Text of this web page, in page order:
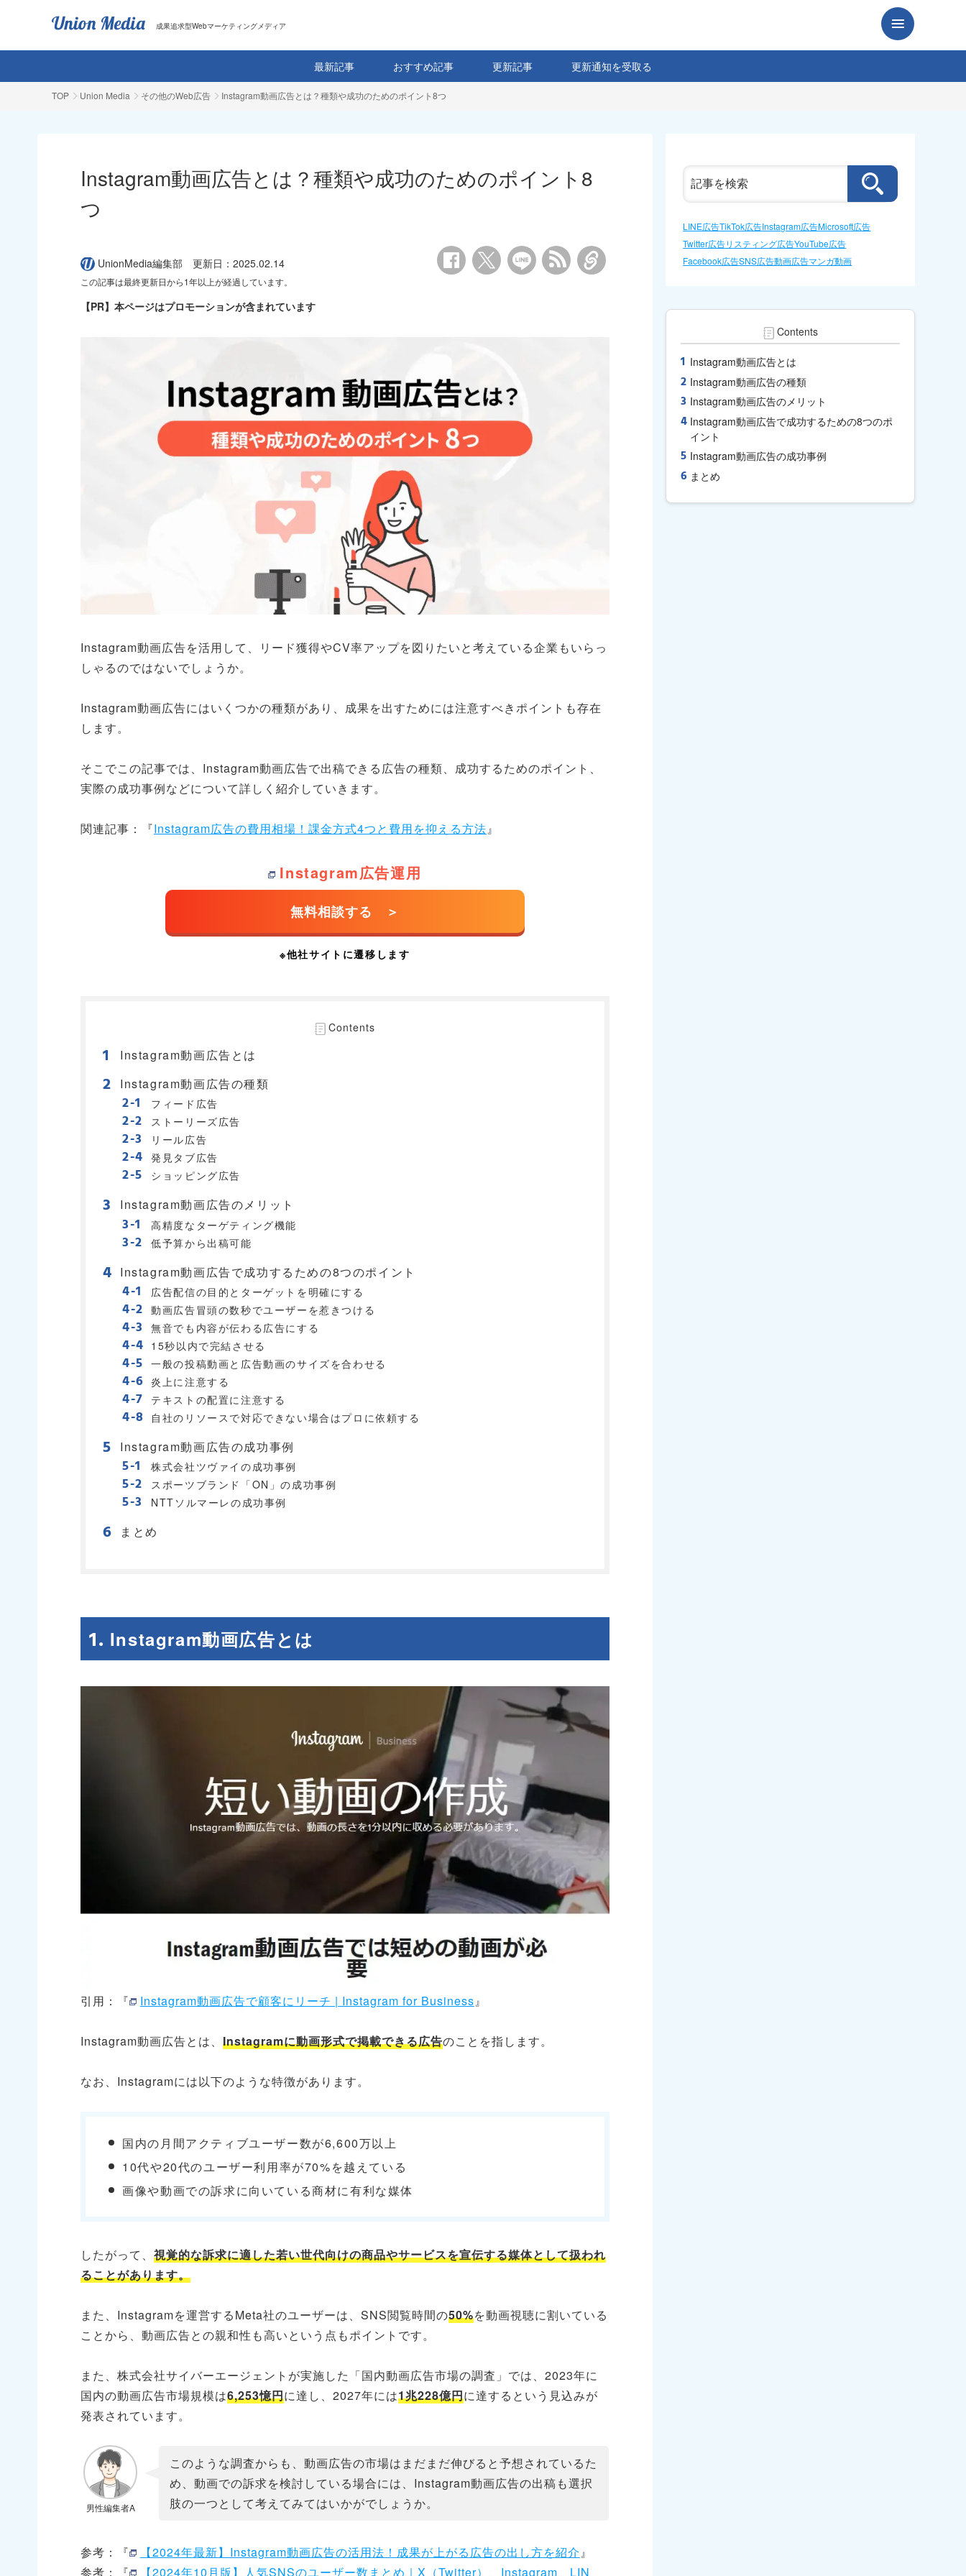
成果追求型Webマーケティングメディア
最新記事 おすすめ記事 更新記事 更新通知を受取る
TOP Union Media その他のWeb広告 Instagram動画広告とは？種類や成功のためのポイント8つ
Instagram動画広告とは？種類や成功のためのポイント8
つ
UnionMedia編集部 更新日：2025.02.14
この記事は最終更新日から1年以上が経過しています。
【PR】本ページはプロモーションが含まれています
Instagram動画広告を活用して、リード獲得やCV率アップを図りたいと考えている企業もいらっ
しゃるのではないでしょうか。
Instagram動画広告にはいくつかの種類があり、成果を出すためには注意すべきポイントも存在
します。
そこでこの記事では、Instagram動画広告で出稿できる広告の種類、成功するためのポイント、
実際の成功事例などについて詳しく紹介していきます。
関連記事：『Instagram広告の費用相場！課金方式4つと費用を抑える方法』
Instagram広告運用
Contents
Instagram動画広告とは
Instagram動画広告の種類
フィード広告
ストーリーズ広告
リール広告
発見タブ広告
ショッピング広告
Instagram動画広告のメリット
高精度なターゲティング機能
低予算から出稿可能
Instagram動画広告で成功するための8つのポイント
広告配信の目的とターゲットを明確にする
動画広告冒頭の数秒でユーザーを惹きつける
無音でも内容が伝わる広告にする
15秒以内で完結させる
一般の投稿動画と広告動画のサイズを合わせる
炎上に注意する
テキストの配置に注意する
自社のリソースで対応できない場合はプロに依頼する
Instagram動画広告の成功事例
株式会社ツヴァイの成功事例
スポーツブランド「ON」の成功事例
NTTソルマーレの成功事例
まとめ
Instagram動画広告とは
引用：『 Instagram動画広告で顧客にリーチ | Instagram for Business 』
Instagram動画広告とは、 Instagramに動画形式で掲載できる広告のことを指します。
なお、Instagramには以下のような特徴があります。
国内の月間アクティブユーザー数が6,600万以上
10代や20代のユーザー利用率が70%を越えている
画像や動画での訴求に向いている商材に有利な媒体
したがって、 視覚的な訴求に適した若い世代向けの商品やサービスを宣伝する媒体として扱われ
ることがあります。
また、Instagramを運営するMeta社のユーザーは、SNS閲覧時間の50%を動画視聴に割いている
ことから、動画広告との親和性も高いという点もポイントです。
また、株式会社サイバーエージェントが実施した「国内動画広告市場の調査」では、2023年に
国内の動画広告市場規模は6,253憶円に達し、2027年には1兆228億円に達するという見込みが
発表されています。
男性編集者A
このような調査からも、動画広告の市場はまだまだ伸びると予想されているた
め、動画での訴求を検討している場合には、Instagram動画広告の出稿も選択
肢の一つとして考えてみてはいかがでしょうか。
参考：『 【2024年最新】Instagram動画広告の活用法！成果が上がる広告の出し方を紹介 』
参考：『
【2024年10月版】人気SNSのユーザー数まとめ｜X（Twitter）、Instagram、LIN
LINE広告TikTok広告Instagram広告Microsoft広告
Twitter広告リスティング広告YouTube広告
Facebook広告SNS広告動画広告マンガ動画
Contents
Instagram動画広告とは
Instagram動画広告の種類
Instagram動画広告のメリット
Instagram動画広告で成功するための8つのポ
イント
Instagram動画広告の成功事例
まとめ